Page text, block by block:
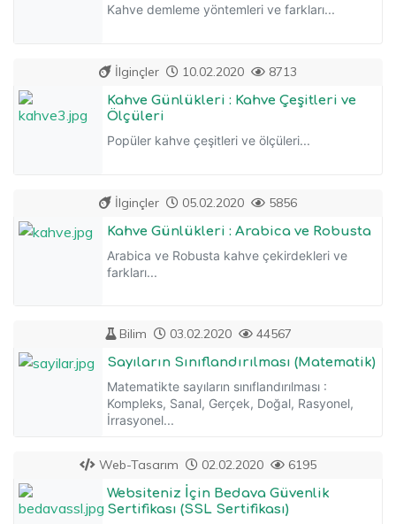
Kahve demleme yöntemleri ve farkları...
İlginçler 10.02.2020 8713
Kahve Günlükleri : Kahve Çeşitleri ve
Ölçüleri
Popüler kahve çeşitleri ve ölçüleri...
İlginçler 05.02.2020 5856
Kahve Günlükleri : Arabica ve Robusta
Arabica ve Robusta kahve çekirdekleri ve
farkları...
Bilim 03.02.2020 44567
Sayıların Sınıflandırılması (Matematik)
Matematikte sayıların sınıflandırılması :
Kompleks, Sanal, Gerçek, Doğal, Rasyonel,
İrrasyonel...
Web-Tasarım 02.02.2020 6195
Websiteniz İçin Bedava Güvenlik
Sertifikası (SSL Sertifikası)